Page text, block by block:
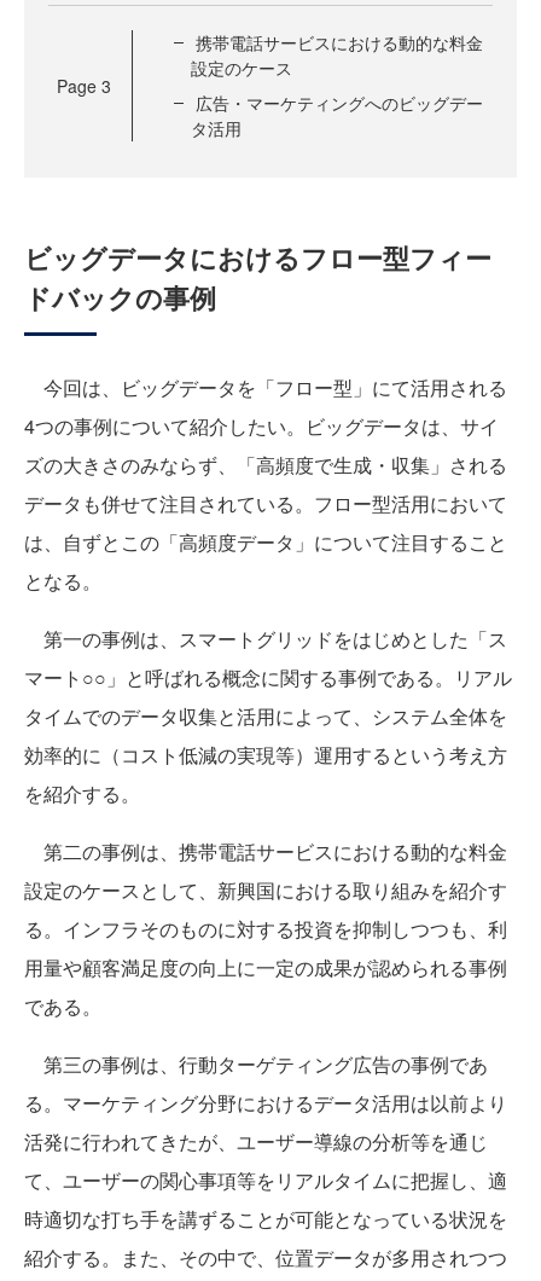
Page 3
携帯電話サービスにおける動的な料金
設定のケース
広告・マーケティングへのビッグデー
タ活用
ビッグデータにおけるフロー型フィー
ドバックの事例
今回は、ビッグデータを「フロー型」にて活用される
4つの事例について紹介したい。ビッグデータは、サイ
ズの大きさのみならず、「高頻度で生成・収集」される
データも併せて注目されている。フロー型活用において
は、自ずとこの「高頻度データ」について注目すること
となる。
第一の事例は、スマートグリッドをはじめとした「ス
マート○○」と呼ばれる概念に関する事例である。リアル
タイムでのデータ収集と活用によって、システム全体を
効率的に（コスト低減の実現等）運用するという考え方
を紹介する。
第二の事例は、携帯電話サービスにおける動的な料金
設定のケースとして、新興国における取り組みを紹介す
る。インフラそのものに対する投資を抑制しつつも、利
用量や顧客満足度の向上に一定の成果が認められる事例
である。
第三の事例は、行動ターゲティング広告の事例であ
る。マーケティング分野におけるデータ活用は以前より
活発に行われてきたが、ユーザー導線の分析等を通じ
て、ユーザーの関心事項等をリアルタイムに把握し、適
時適切な打ち手を講ずることが可能となっている状況を
紹介する。また、その中で、位置データが多用されつつ